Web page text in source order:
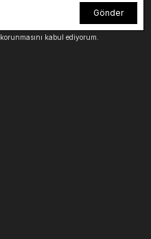
Gönder
korunmasını kabul ediyorum.